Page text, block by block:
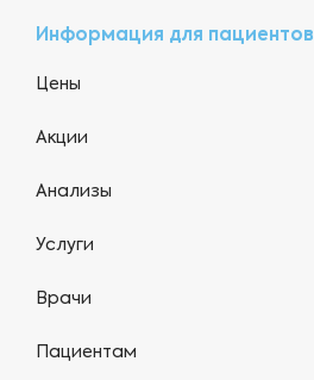
Информация для пациентов
Цены
Акции
Анализы
Услуги
Врачи
Пациентам